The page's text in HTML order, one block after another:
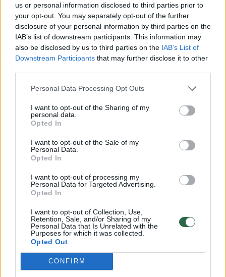
us or personal information disclosed to third parties prior to
your opt-out. You may separately opt-out of the further
disclosure of your personal information by third parties on the
IAB’s list of downstream participants. This information may
also be disclosed by us to third parties on the IAB’s List of
Downstream Participants that may further disclose it to other
Personal Data Processing Opt Outs
I want to opt-out of the Sharing of my
personal data.
Opted In
I want to opt-out of the Sale of my
Personal Data.
Opted In
I want to opt-out of processing my
Personal Data for Targeted Advertising.
Opted In
I want to opt-out of Collection, Use,
Retention, Sale, and/or Sharing of my
Personal Data that Is Unrelated with the
Purposes for which it was collected.
Opted Out
CONFIRM
namais. Jų sienas puošia nuotraukos, kuriose
užfiksuoti mėgstamiausi Amal gyvūnai –
žirafos, ir paveikslai, įamžinę George’o
kokerspanielį Einsteiną, kuris jau iškeliavęs į
A.Clooney biuras.
Pora pasakojo vienas kitą mylintys taip pat,
kaip per medaus mėnesį.
„Visuomet tikėjau, kad kada nors aplankys
didelė meilė, dėl kurios nekils jokių abejonių,
– prisipažino A.Clooney. – Kai sutikau
George’ą, man buvo jau 35-eri. Jei nebūčiau
pajutusi, kad jis skirtas man, niekuomet
nebūčiau tekėjusi.“